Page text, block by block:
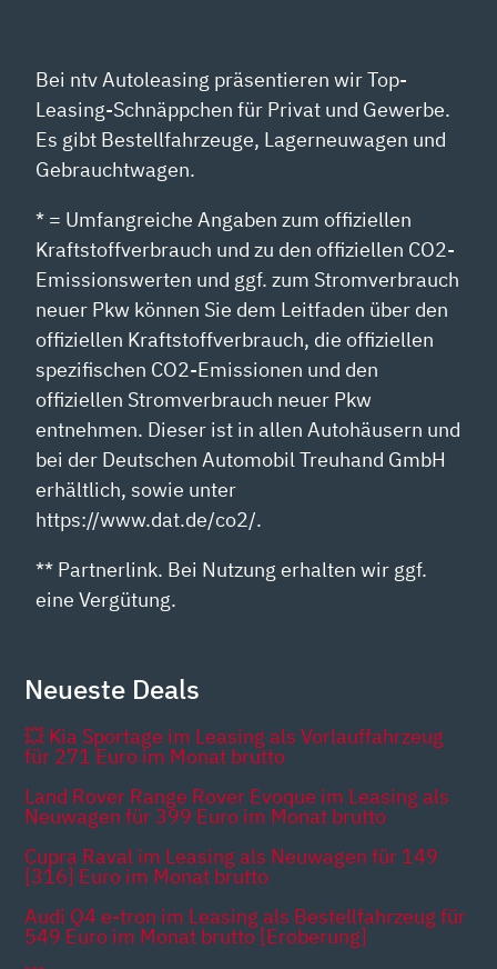
Bei ntv Autoleasing präsentieren wir Top-
Leasing-Schnäppchen für Privat und Gewerbe.
Es gibt Bestellfahrzeuge, Lagerneuwagen und
Gebrauchtwagen.
* = Umfangreiche Angaben zum offiziellen
Kraftstoffverbrauch und zu den offiziellen CO2-
Emissionswerten und ggf. zum Stromverbrauch
neuer Pkw können Sie dem Leitfaden über den
offiziellen Kraftstoffverbrauch, die offiziellen
spezifischen CO2-Emissionen und den
offiziellen Stromverbrauch neuer Pkw
entnehmen. Dieser ist in allen Autohäusern und
bei der Deutschen Automobil Treuhand GmbH
erhältlich, sowie unter
https://www.dat.de/co2/.
** Partnerlink. Bei Nutzung erhalten wir ggf.
eine Vergütung.
Neueste Deals
💥 Kia Sportage im Leasing als Vorlauffahrzeug
für 271 Euro im Monat brutto
Land Rover Range Rover Evoque im Leasing als
Neuwagen für 399 Euro im Monat brutto
Cupra Raval im Leasing als Neuwagen für 149
[316] Euro im Monat brutto
Audi Q4 e-tron im Leasing als Bestellfahrzeug für
549 Euro im Monat brutto [Eroberung]